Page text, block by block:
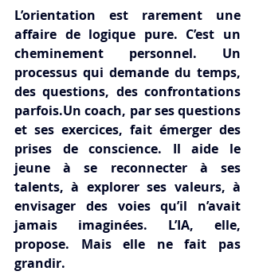
L’orientation est rarement une
affaire de logique pure. C’est un
cheminement personnel. Un
processus qui demande du temps,
des questions, des confrontations
parfois.Un coach, par ses questions
et ses exercices, fait émerger des
prises de conscience. Il aide le
jeune à se reconnecter à ses
talents, à explorer ses valeurs, à
envisager des voies qu’il n’avait
jamais imaginées. L’IA, elle,
propose. Mais elle ne fait pas
grandir.